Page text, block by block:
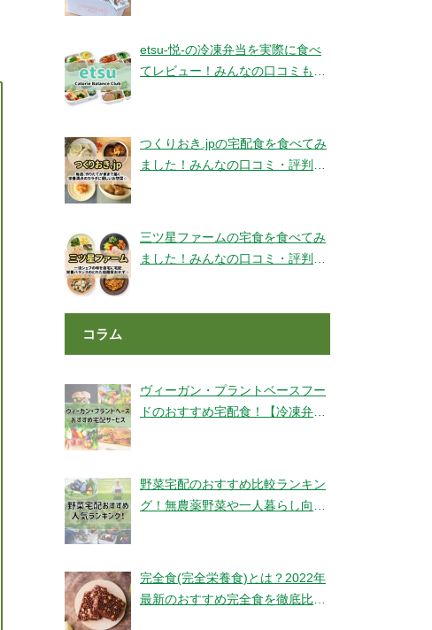
etsu-悦-の冷凍弁当を実際に食べ
てレビュー！みんなの口コミもチ
つくりおき.jpの宅配食を食べてみ
ました！みんなの口コミ・評判も
三ツ星ファームの宅食を食べてみ
ました！みんなの口コミ・評判も
コラム
ヴィーガン・プラントベースフー
ドのおすすめ宅配食！【冷凍弁
野菜宅配のおすすめ比較ランキン
グ！無農薬野菜や一人暮らし向け
完全食(完全栄養食)とは？2022年
最新のおすすめ完全食を徹底比較